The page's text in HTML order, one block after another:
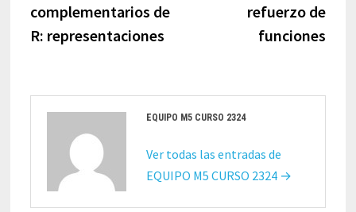
complementarios de
R: representaciones
refuerzo de
funciones
EQUIPO M5 CURSO 2324
Ver todas las entradas de
EQUIPO M5 CURSO 2324 →